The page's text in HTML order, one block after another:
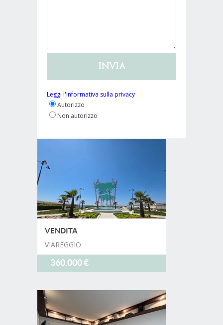
Leggi l'informativa sulla privacy
Autorizzo
Non autorizzo
VENDITA
VIAREGGIO
360.000 €